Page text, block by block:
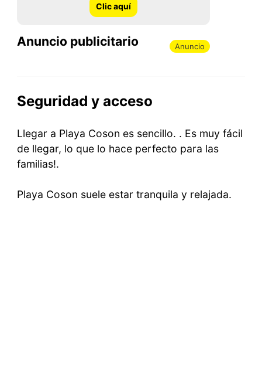
Clic aquí
Anuncio publicitario Anuncio
Seguridad y acceso
Llegar a Playa Coson es sencillo. . Es muy fácil
de llegar, lo que lo hace perfecto para las
familias!.
Playa Coson suele estar tranquila y relajada.